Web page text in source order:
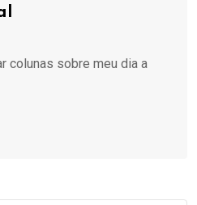
colunas sobre meu dia a